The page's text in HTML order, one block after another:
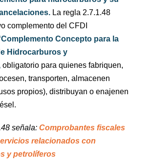
La regla 2.7.1.48
complemento del CFDI
Concepto para la
Hidrocarburos y
obligatorio para quienes fabriquen,
transporten, almacenen
propios), distribuyan o enajenen
señala: Comprobantes fiscales
relacionados con
y petrolíferos